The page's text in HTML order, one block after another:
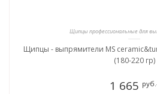
Щипцы профессиональные для
Щипцы - выпрямители MS
(180-220 гр)
1 665